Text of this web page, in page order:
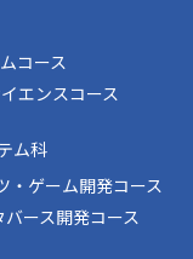
コース
エンスコース
ム科
・ゲーム開発コース
バース開発コース